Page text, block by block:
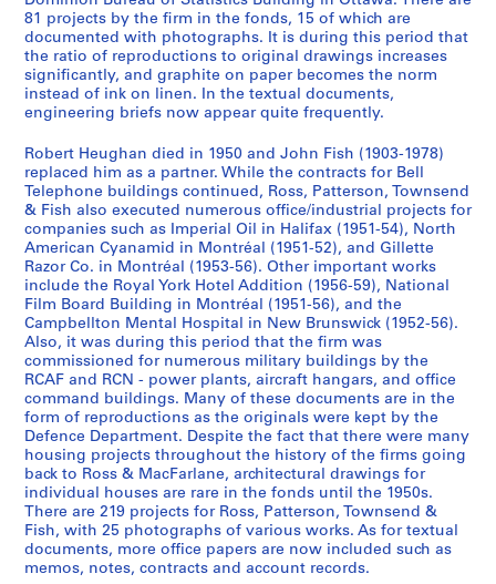
t
s
]
,
1
9
1
2
-
1
9
3
0
AP013.S3.D633
1
9
6
0
-
1
9
8
2
AP013.S3.D634
81 projects by the firm in the fonds, 15 of which are
documented with photographs. It is during this period that
the ratio of reproductions to original drawings increases
significantly, and graphite on paper becomes the norm
instead of ink on linen. In the textual documents,
engineering briefs now appear quite frequently.
Robert Heughan died in 1950 and John Fish (1903-1978)
replaced him as a partner. While the contracts for Bell
Telephone buildings continued, Ross, Patterson, Townsend
& Fish also executed numerous office/industrial projects for
companies such as Imperial Oil in Halifax (1951-54), North
American Cyanamid in Montréal (1951-52), and Gillette
Razor Co. in Montréal (1953-56). Other important works
include the Royal York Hotel Addition (1956-59), National
Film Board Building in Montréal (1951-56), and the
Campbellton Mental Hospital in New Brunswick (1952-56).
Also, it was during this period that the firm was
commissioned for numerous military buildings by the
RCAF and RCN - power plants, aircraft hangars, and office
command buildings. Many of these documents are in the
form of reproductions as the originals were kept by the
Defence Department. Despite the fact that there were many
housing projects throughout the history of the firms going
back to Ross & MacFarlane, architectural drawings for
individual houses are rare in the fonds until the 1950s.
There are 219 projects for Ross, Patterson, Townsend &
Fish, with 25 photographs of various works. As for textual
documents, more office papers are now included such as
memos, notes, contracts and account records.